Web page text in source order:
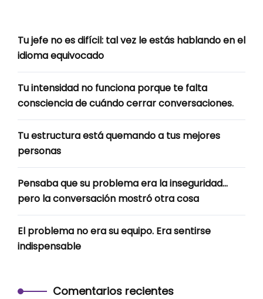
Tu jefe no es difícil: tal vez le estás hablando en el
idioma equivocado
Tu intensidad no funciona porque te falta
consciencia de cuándo cerrar conversaciones.
Tu estructura está quemando a tus mejores
personas
Pensaba que su problema era la inseguridad…
pero la conversación mostró otra cosa
El problema no era su equipo. Era sentirse
indispensable
Comentarios recientes